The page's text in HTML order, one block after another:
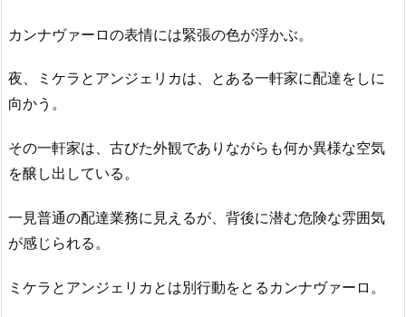
カンナヴァーロの表情には緊張の色が浮かぶ。
夜、ミケラとアンジェリカは、とある一軒家に配達をしに
向かう。
その一軒家は、古びた外観でありながらも何か異様な空気
を醸し出している。
一見普通の配達業務に見えるが、背後に潜む危険な雰囲気
が感じられる。
ミケラとアンジェリカとは別行動をとるカンナヴァーロ。